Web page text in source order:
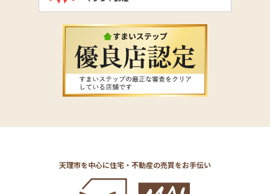
天理市を中心に住宅・不動産の売買をお手伝い